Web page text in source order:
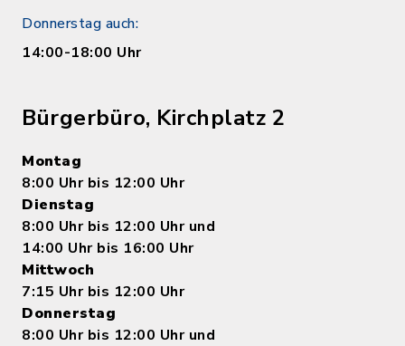
Donnerstag auch:
14:00-18:00 Uhr
Bürgerbüro, Kirchplatz 2
Montag
8:00 Uhr bis 12:00 Uhr
Dienstag
8:00 Uhr bis 12:00 Uhr und
14:00 Uhr bis 16:00 Uhr
Mittwoch
7:15 Uhr bis 12:00 Uhr
Donnerstag
8:00 Uhr bis 12:00 Uhr und